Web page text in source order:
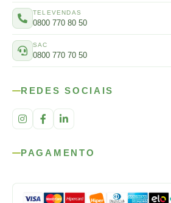
TELEVENDAS
0800 770 80 50
SAC
0800 770 70 50
REDES SOCIAIS
PAGAMENTO